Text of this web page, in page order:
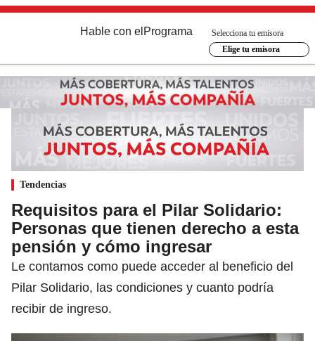
Hable con el Programa
Selecciona tu emisora
Elige tu emisora
Tendencias
Requisitos para el Pilar Solidario:
Personas que tienen derecho a esta
pensión y cómo ingresar
Le contamos como puede acceder al beneficio del
Pilar Solidario, las condiciones y cuanto podría
recibir de ingreso.